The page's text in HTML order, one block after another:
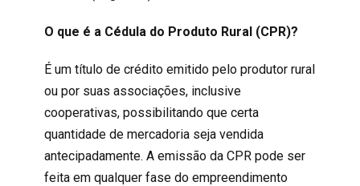
O que é a Cédula do Produto Rural (CPR)?
É um título de crédito emitido pelo produtor rural
ou por suas associações, inclusive
cooperativas, possibilitando que certa
quantidade de mercadoria seja vendida
antecipadamente. A emissão da CPR pode ser
feita em qualquer fase do empreendimento